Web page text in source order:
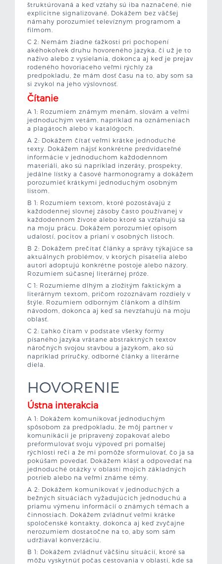
štruktúrovaná a keď vzťahy sú iba naznačené, nie
explicitne signalizované. Dokážem bez väčšej
námahy porozumieť televíznym programom a
filmom.
C 2: Nemám žiadne ťažkosti pri pochopení
akéhokoľvek druhu hovoreného jazyka, či už je to
naživo alebo z vysielania, dokonca aj keď je prejav
rodeného hovoriaceho veľmi rýchly za
predpokladu, že mám dosť času na to, aby som sa
si zvykol na jeho výslovnosť.
Čítanie
A 1: Rozumiem známym menám, slovám a veľmi
jednoduchým vetám, napríklad na oznámeniach
a plagátoch alebo v katalógoch.
A 2: Dokážem čítať veľmi krátke jednoduché
texty. Dokážem nájsť konkrétne predvídateľné
informácie v jednoduchom každodennom
materiáli, ako sú napríklad inzeráty, prospekty,
jedálne lístky a časové harmonogramy a dokážem
porozumieť krátkymi jednoduchým osobným
listom.
B 1: Rozumiem textom, ktoré pozostávajú z
každodennej slovnej zásoby často používanej v
každodennom živote alebo ktoré sa vzťahujú sa
na moju prácu. Dokážem porozumieť opisom
udalostí, pocitov a prianí v osobných listoch.
B 2: Dokážem prečítať články a správy týkajúce sa
aktuálnych problémov, v ktorých pisatelia alebo
autori adoptujú konkrétne postoje alebo názory.
Rozumiem súčasnej literárnej próze.
C 1: Rozumieme dlhým a zložitým faktickým a
literárnym textom, pričom rozoznávam rozdiely v
štýle. Rozumiem odborným článkom a dlhším
návodom, dokonca aj keď sa nevzťahujú na moju
oblasť.
C 2: Ľahko čítam v podstate všetky formy
písaného jazyka vrátane abstraktných textov
náročných svojou stavbou a jazykom, ako sú
napríklad príručky, odborné články a literárne
diela.
HOVORENIE
Ústna interakcia
A 1: Dokážem komunikovať jednoduchým
spôsobom za predpokladu, že môj partner v
komunikácii je pripravený zopakovať alebo
preformulovať svoju výpoveď pri pomalšej
rýchlosti reči a že mi pomôže sformulovať, čo ja sa
pokúšam povedať. Dokážem klásť a odpovedať na
jednoduché otázky v oblasti mojich základných
potrieb alebo na veľmi známe témy.
A 2: Dokážem komunikovať v jednoduchých a
bežných situáciách vyžadujúcich jednoduchú a
priamu výmenu informácií o známych témach a
činnostiach. Dokážem zvládnuť veľmi krátke
spoločenské kontakty, dokonca aj keď zvyčajne
nerozumiem dostatočne na to, aby som sám
udržiaval konverzáciu.
B 1: Dokážem zvládnuť väčšinu situácií, ktoré sa
môžu vyskytnúť počas cestovania v oblasti, kde sa